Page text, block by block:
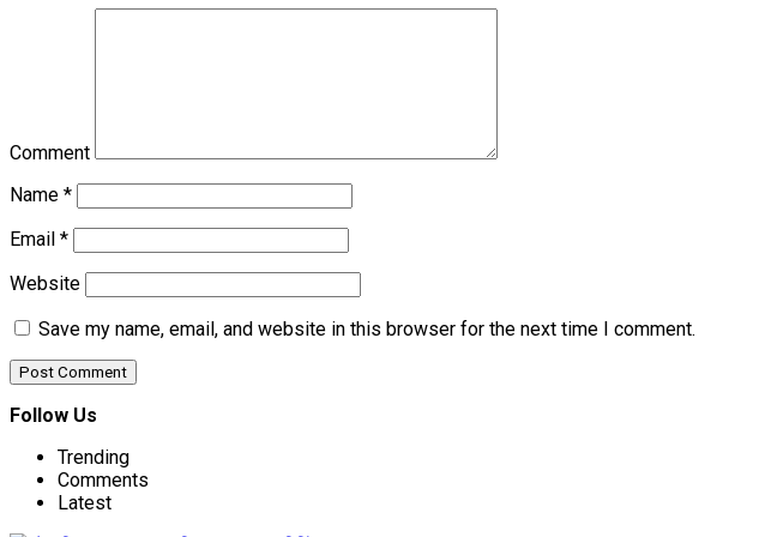
Comment
Name *
Email *
Website
Save my name, email, and website in this browser for the next time I comment.
Follow Us
Trending
Comments
Latest